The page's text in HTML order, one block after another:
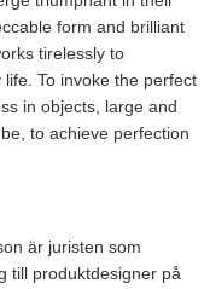
form and brilliant
tirelessly to
To invoke the perfect
in objects, large and
to achieve perfection
är juristen som
till produktdesigner på